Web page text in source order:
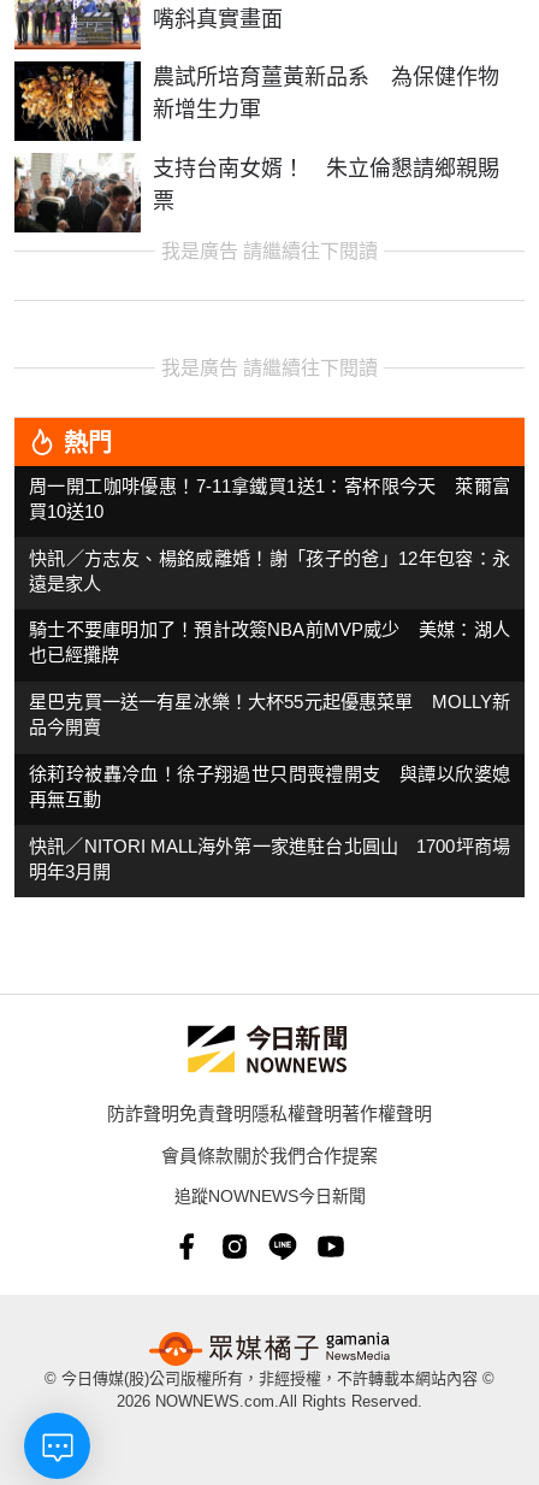
嘴斜真實畫面
農試所培育薑黃新品系 為保健作物
新增生力軍
支持台南女婿！ 朱立倫懇請鄉親賜
票
我是廣告 請繼續往下閱讀
我是廣告 請繼續往下閱讀
熱門
周一開工咖啡優惠！7-11拿鐵買1送1：寄杯限今天 萊爾富
買10送10
快訊／方志友、楊銘威離婚！謝「孩子的爸」12年包容：永
遠是家人
騎士不要庫明加了！預計改簽NBA前MVP威少 美媒：湖人
也已經攤牌
星巴克買一送一有星冰樂！大杯55元起優惠菜單 MOLLY新
品今開賣
徐莉玲被轟冷血！徐子翔過世只問喪禮開支 與譚以欣婆媳
再無互動
快訊／NITORI MALL海外第一家進駐台北圓山 1700坪商場
明年3月開
防詐聲明免責聲明隱私權聲明著作權聲明
會員條款關於我們合作提案
追蹤NOWNEWS今日新聞
© 今日傳媒(股)公司版權所有，非經授權，不許轉載本網站內容 ©
2026 NOWNEWS.com.All Rights Reserved.